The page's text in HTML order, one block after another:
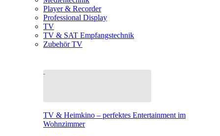
Player & Recorder
Professional Display
TV
TV & SAT Empfangstechnik
Zubehör TV
TV & Heimkino – perfektes Entertainment im
Wohnzimmer